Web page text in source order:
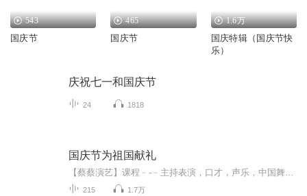
543
国庆节
465
国庆节
1.6万
国庆特辑（国庆节快
乐）
庆祝七一和国庆节
24 1818
国庆节为祖国献礼
215 1.7万